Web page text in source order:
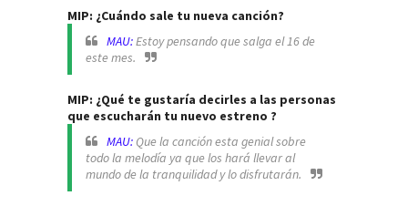
MIP: ¿Cuándo sale tu nueva canción?
MAU:Estoy pensando que salga el 16 de
este mes.
MIP: ¿Qué te gustaría decirles a las personas
que escucharán tu nuevo estreno ?
MAU: Que la canción esta genial sobre
todo la melodía ya que los hará llevar al
mundo de la tranquilidad y lo disfrutarán.